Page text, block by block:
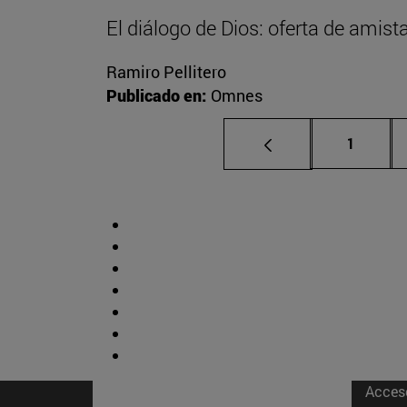
El diálogo de Dios: oferta de
Ramiro Pellitero
Publicado en: Omnes
Página
1